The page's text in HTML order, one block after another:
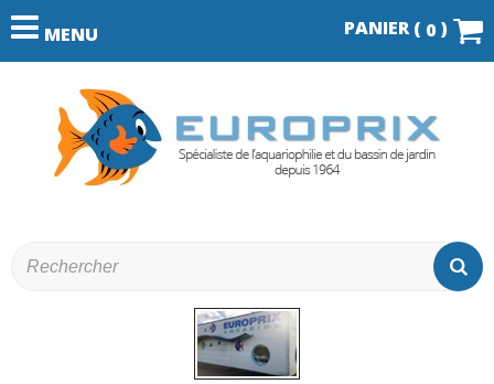
MENU PANIER ( 0 )